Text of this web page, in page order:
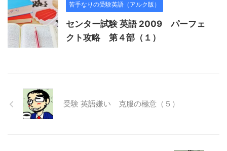
苦手なりの受験英語（アルク版）
センター試験 英語 2009 パーフェ
クト攻略 第４部（１）
受験 英語嫌い 克服の極意（５）